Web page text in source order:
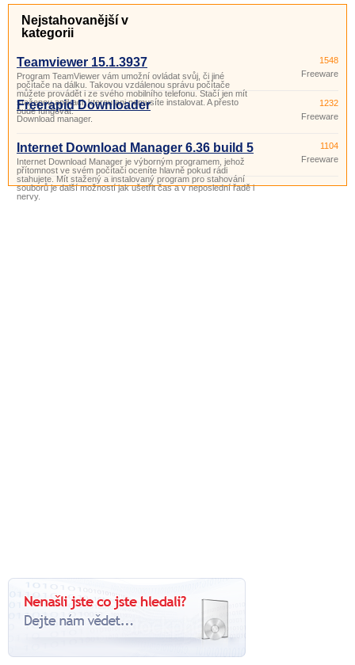
Nejstahovanější v
kategorii
Teamviewer 15.1.3937
Program TeamViewer vám umožní ovládat svůj, či jiné
počítače na dálku. Takovou vzdálenou správu počítače
můžete provádět i ze svého mobilního telefonu. Stačí jen mít
staženou aplikaci, kterou ani nemusíte instalovat. A přesto
bude fungovat.
1548
Freeware
Freerapid Downloader
Download manager.
1232
Freeware
Internet Download Manager 6.36 build 5
Internet Download Manager je výborným programem, jehož
přítomnost ve svém počítači oceníte hlavně pokud rádi
stahujete. Mít stažený a instalovaný program pro stahování
souborů je další možností jak ušetřit čas a v neposlední řadě i
nervy.
1104
Freeware